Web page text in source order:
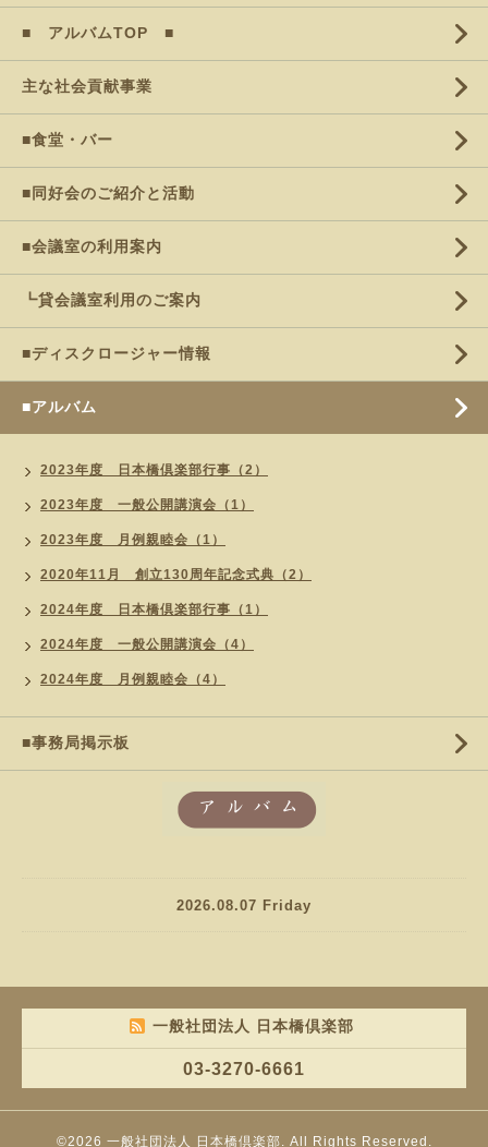
■ アルバムTOP ■
主な社会貢献事業
■食堂・バー
■同好会のご紹介と活動
■会議室の利用案内
┗貸会議室利用のご案内
■ディスクロージャー情報
■アルバム
2023年度 日本橋倶楽部行事（2）
2023年度 一般公開講演会（1）
2023年度 月例親睦会（1）
2020年11月 創立130周年記念式典（2）
2024年度 日本橋倶楽部行事（1）
2024年度 一般公開講演会（4）
2024年度 月例親睦会（4）
■事務局掲示板
2026.08.07 Friday
一般社団法人 日本橋倶楽部
03-3270-6661
©2026 一般社団法人 日本橋倶楽部. All Rights Reserved.